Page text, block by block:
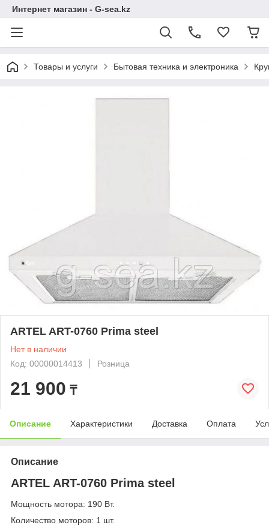
Интернет магазин - G-sea.kz
Товары и услуги Бытовая техника и электроника
ARTEL ART-0760 Prima steel
Нет в наличии
Код: 00000014413
Розница
21 900 ₸
Описание Характеристики Доставка Оплата
Описание
ARTEL ART-0760 Prima steel
Мощность мотора: 190 Вт.
Количество моторов: 1 шт.